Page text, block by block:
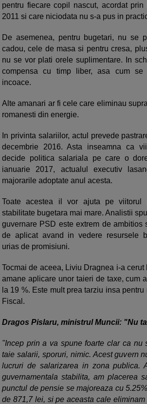
pentru fiecare copil nascut, acordat
2011 si care niciodata nu s-a pus in
De asemenea, pentru bugetari, nu se
cadou, cele de masa si pentru cresa,
nu se vor plati orele suplimentare. In
compensa cu timp liber, asa cum se
incoace.
Alte amanari ar fi cele care eliminau
romanesti din energie.
In privinta salariilor, actul prevede
decembrie 2016. Asta inseamna ca
decide politica salariala pe care o
ianuarie 2017, actualul executiv
majorarile adoptate anul acesta.
Toate acestea il vor ajuta pe viitorul
stabilitate bugetara mai mare. Analistii
guvernare PSD este extrem de ambitios
de aplicat avand in vedere resursele
urias de promisiuni.
Tocmai de aceea, Liviu Dragnea i-a
amane aplicare unor taieri de taxe, cum
la 19 %. Este mult prea tarziu insa
Fiscal.
Dragos Pislaru, ministrul Muncii: "Nu
"Incep prin a va spune foarte clar ca nu
taie salarii, sporuri, nimic. Acest guvern
lucruri de salarizarea in zona publica.
guvernamentala stabilita, am placerea
punctul de pensie se majoreaza cu
de 871,7 lei, si pe aceasta cale